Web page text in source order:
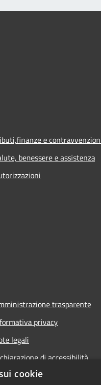
e
benessere e assistenza
trasparente
privacy
legali
di accessibilità
cookie